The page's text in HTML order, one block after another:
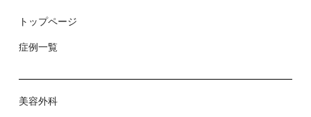
トップページ
症例⼀覧
美容外科